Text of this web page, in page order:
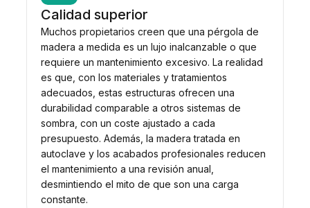
Calidad superior
Muchos propietarios creen que una pérgola de
madera a medida es un lujo inalcanzable o que
requiere un mantenimiento excesivo. La realidad
es que, con los materiales y tratamientos
adecuados, estas estructuras ofrecen una
durabilidad comparable a otros sistemas de
sombra, con un coste ajustado a cada
presupuesto. Además, la madera tratada en
autoclave y los acabados profesionales reducen
el mantenimiento a una revisión anual,
desmintiendo el mito de que son una carga
constante.